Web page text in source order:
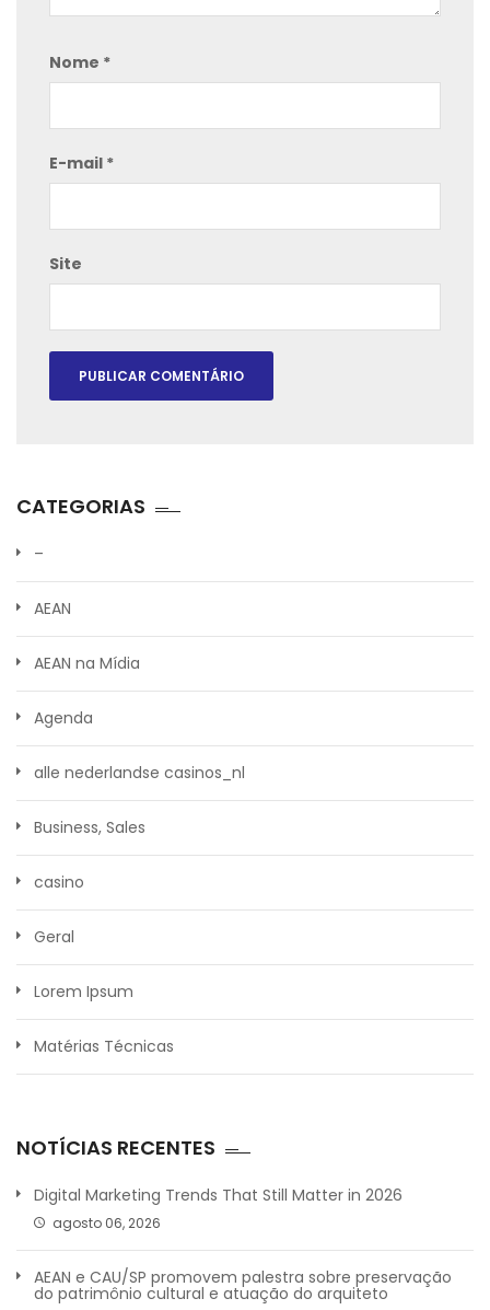
Nome *
E-mail *
Site
CATEGORIAS
–
AEAN
AEAN na Mídia
Agenda
alle nederlandse casinos_nl
Business, Sales
casino
Geral
Lorem Ipsum
Matérias Técnicas
NOTÍCIAS RECENTES
Digital Marketing Trends That Still Matter in 2026
agosto 06, 2026
AEAN e CAU/SP promovem palestra sobre preservação
do patrimônio cultural e atuação do arquiteto